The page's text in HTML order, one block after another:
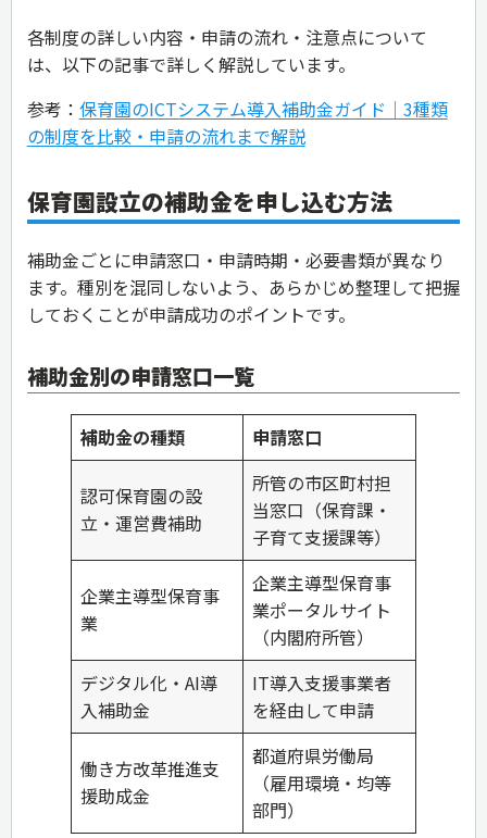
各制度の詳しい内容・申請の流れ・注意点について
は、以下の記事で詳しく解説しています。
参考： 保育園のICTシステム導入補助金ガイド｜3種類
の制度を比較・申請の流れまで解説
保育園設立の補助金を申し込む方法
補助金ごとに申請窓口・申請時期・必要書類が異なり
ます。種別を混同しないよう、あらかじめ整理して把握
しておくことが申請成功のポイントです。
補助金別の申請窓口一覧
補助金の種類 申請窓口
認可保育園の設
立・運営費補助
所管の市区町村担
当窓口（保育課・
子育て支援課等）
企業主導型保育事
業
企業主導型保育事
業ポータルサイト
（内閣府所管）
デジタル化・AI導
入補助金
IT導入支援事業者
を経由して申請
働き方改革推進支
援助成金
都道府県労働局
（雇用環境・均等
部門）